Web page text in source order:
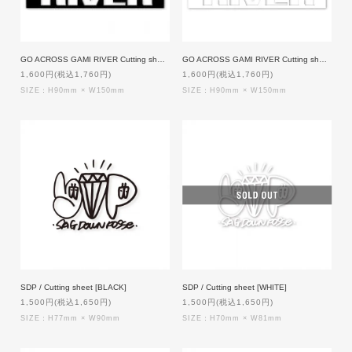
1,600円(税込1,760円)
SIZE：H90mm × W150mm
1,600円(税込1,760円)
SIZE：H90mm × W150mm
SDP / Cutting sheet [BLACK]
1,500円(税込1,650円)
SIZE：H77mm × W90mm
SDP / Cutting sheet [WHITE]
1,500円(税込1,650円)
SIZE：H70mm × W81mm